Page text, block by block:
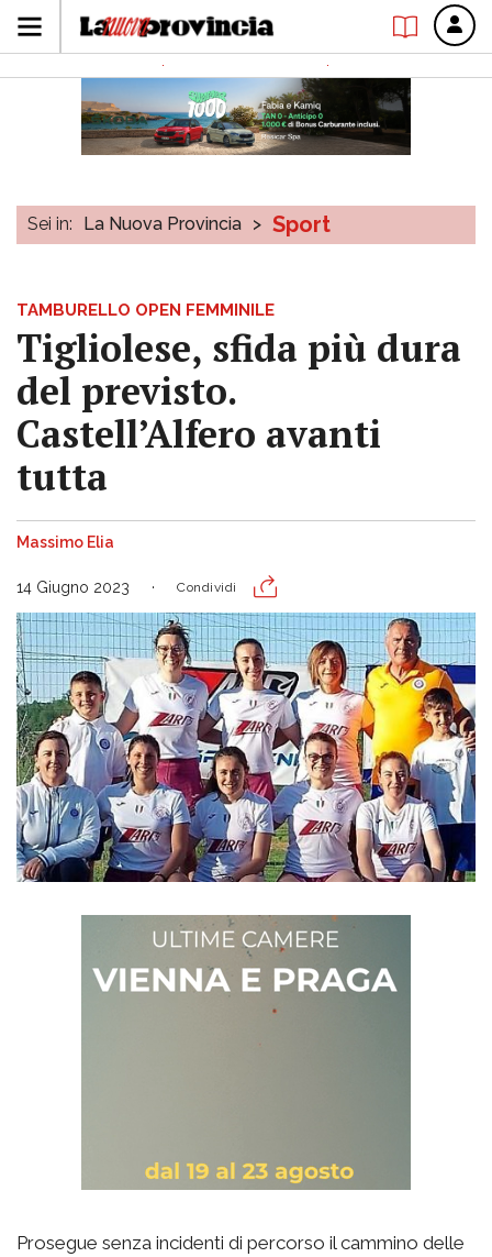
Sei in: La Nuova Provincia > Sport
TAMBURELLO OPEN FEMMINILE
Tigliolese, sfida più dura
del previsto.
Castell’Alfero avanti
tutta
Massimo Elia
14 Giugno 2023 Condividi
Prosegue senza incidenti di percorso il cammino delle